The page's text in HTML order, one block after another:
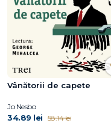
Vânătorii de capete
Jo Nesbo
34.89 lei 58.14 lei